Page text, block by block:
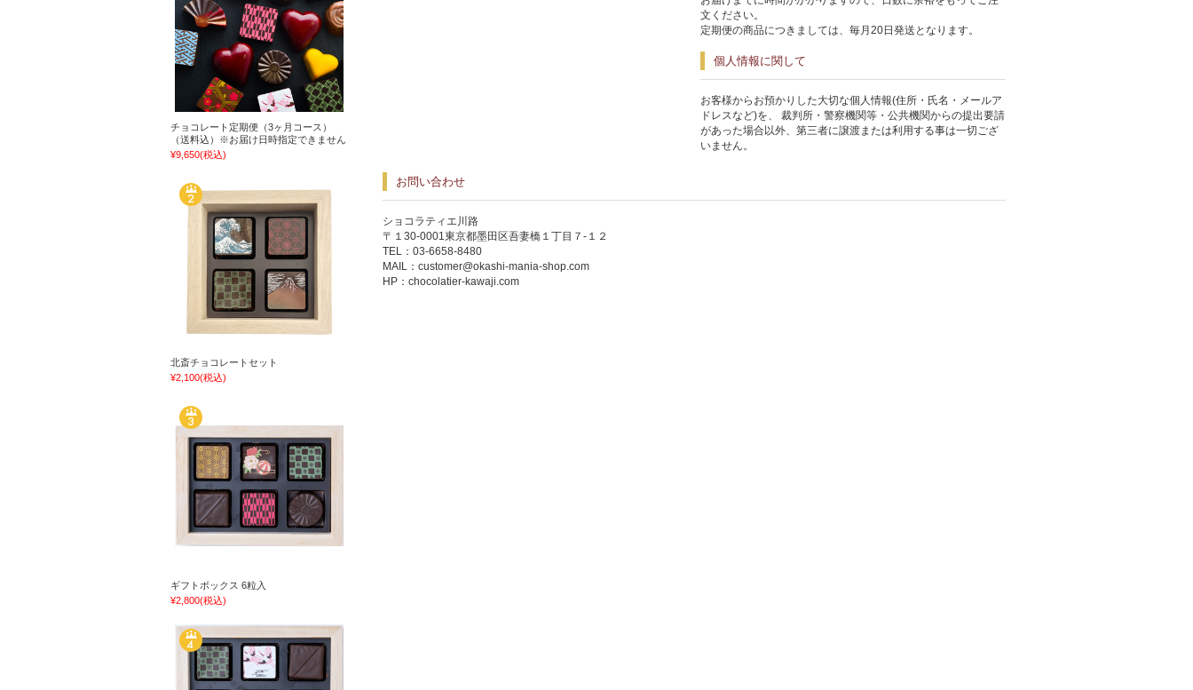
文ください。
定期便の商品につきましては、毎月20日発送となります。
個人情報に関して
お客様からお預かりした大切な個人情報(住所・氏名・メールア
ドレスなど)を、 裁判所・警察機関等・公共機関からの提出要請
があった場合以外、第三者に譲渡または利用する事は一切ござ
いません。
お問い合わせ
ショコラティエ川路
〒１30-0001東京都墨田区吾妻橋１丁目７-１２
TEL：03-6658-8480
MAIL： customer@okashi-mania-shop.com
HP： chocolatier-kawaji.com
チョコレート定期便（3ヶ月コース）
（送料込）※お届け日時指定できません
¥9,650(税込)
北斎チョコレートセット
¥2,100(税込)
ギフトボックス 6粒入
¥2,800(税込)